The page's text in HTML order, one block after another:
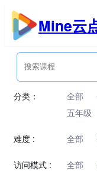
跳
内
Mine云
分类： 全部
五年级
难度 : 全部
访问模式 : 全部